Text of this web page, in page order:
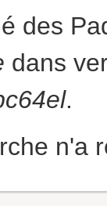
des
dans
.
n'a